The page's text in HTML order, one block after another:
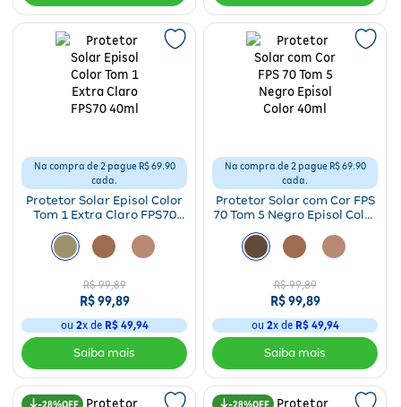
Na compra de 2 pague R$ 69.90
cada.
Protetor Solar Episol Color
Tom 1 Extra Claro FPS70
R$ 99,89
R$ 99,89
ou 2x de R$ 49,94
Na compra de 2 pague R$ 69.90
cada.
Protetor Solar com Cor FPS
70 Tom 5 Negro Episol Color
R$ 99,89
R$ 99,89
ou 2x de R$ 49,94
28% 28%